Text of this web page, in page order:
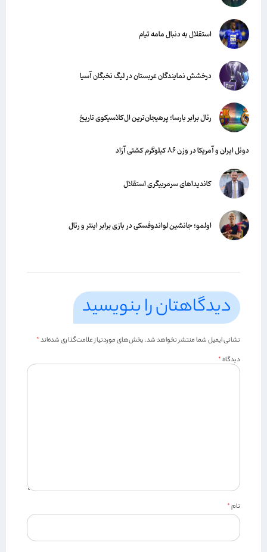
استقلال به دنبال مامه تیام
درخشش نمایندگان عربستان در لیگ نخبگان آسیا
رئال برابر بارسا؛ پرهیجان‌‌ترین ال‌کلاسیکوی تاریخ
دوئل ایران و آمریکا در وزن ۸۶ کیلوگرم کشتی آزاد
کاندیداهای سرمربیگری استقلال
اولمو؛ جانشین لواندوفسکی در بازی برابر اینتر و رئال
دیدگاهتان را بنویسید
نشانی ایمیل شما منتشر نخواهد شد.بخش‌های موردنیاز علامت‌گذاری شده‌اند*
دیدگاه*
نام*